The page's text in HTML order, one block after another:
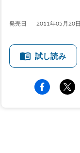
発売日 2011年05月20日
試し読み